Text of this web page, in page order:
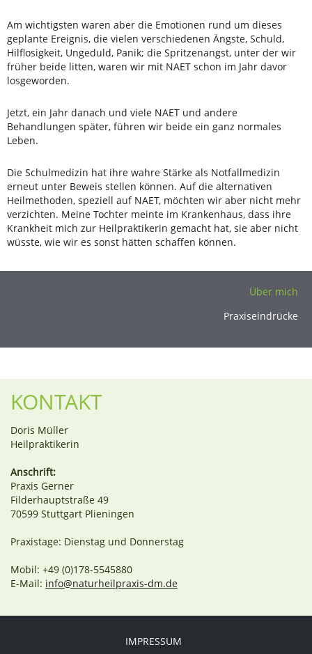
Am wichtigsten waren aber die Emotionen rund um dieses
geplante Ereignis, die vielen verschiedenen Ängste, Schuld,
Hilflosigkeit, Ungeduld, Panik; die Spritzenangst, unter der wir
früher beide litten, waren wir mit NAET schon im Jahr davor
losgeworden.
Jetzt, ein Jahr danach und viele NAET und andere
Behandlungen später, führen wir beide ein ganz normales
Leben.
Die Schulmedizin hat ihre wahre Stärke als Notfallmedizin
erneut unter Beweis stellen können. Auf die alternativen
Heilmethoden, speziell auf NAET, möchten wir aber nicht mehr
verzichten. Meine Tochter meinte im Krankenhaus, dass ihre
Krankheit mich zur Heilpraktikerin gemacht hat, sie aber nicht
wüsste, wie wir es sonst hätten schaffen können.
Über mich
Praxiseindrücke
KONTAKT
Doris Müller
Heilpraktikerin
Anschrift:
Praxis Gerner
Filderhauptstraße 49
70599 Stuttgart Plieningen
Praxistage: Dienstag und Donnerstag
Mobil: +49 (0)178-5545880
E-Mail: info@naturheilpraxis-dm.de
IMPRESSUM